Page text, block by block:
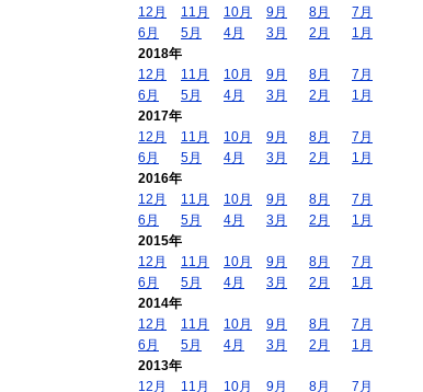
12月
11月 10月 9月 8月
7月
6月
5月 4月 3月 2月
1月
2018年
12月
11月 10月 9月 8月
7月
6月
5月 4月 3月 2月
1月
2017年
12月
11月 10月 9月 8月
7月
6月
5月 4月 3月 2月
1月
2016年
12月
11月 10月 9月 8月
7月
6月
5月 4月 3月 2月
1月
2015年
12月
11月 10月 9月 8月
7月
6月
5月 4月 3月 2月
1月
2014年
12月
11月 10月 9月 8月
7月
6月
5月 4月 3月 2月
1月
2013年
12月
11月 10月 9月 8月 7月